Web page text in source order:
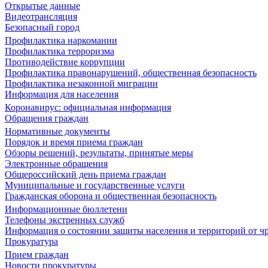
Открытые данные
Видеотрансляция
Безопасный город
Профилактика наркомании
Профилактика терроризма
Противодействие коррупции
Профилактика правонарушений, общественная безопасность
Профилактика незаконной миграции
Информация для населения
Коронавирус: официальная информация
Обращения граждан
Нормативные документы
Порядок и время приема граждан
Обзоры решений, результаты, принятые меры
Электронные обращения
Общероссийский день приема граждан
Муниципальные и государственные услуги
Гражданская оборона и общественная безопасность
Информационные бюллетени
Телефоны экстренных служб
Информация о состоянии защиты населения и территорий от
Прокуратура
Прием граждан
Новости прокуратуры